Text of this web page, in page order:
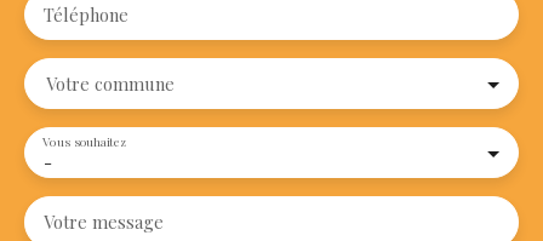
Téléphone
Votre commune
-
Vous souhaitez
Votre message